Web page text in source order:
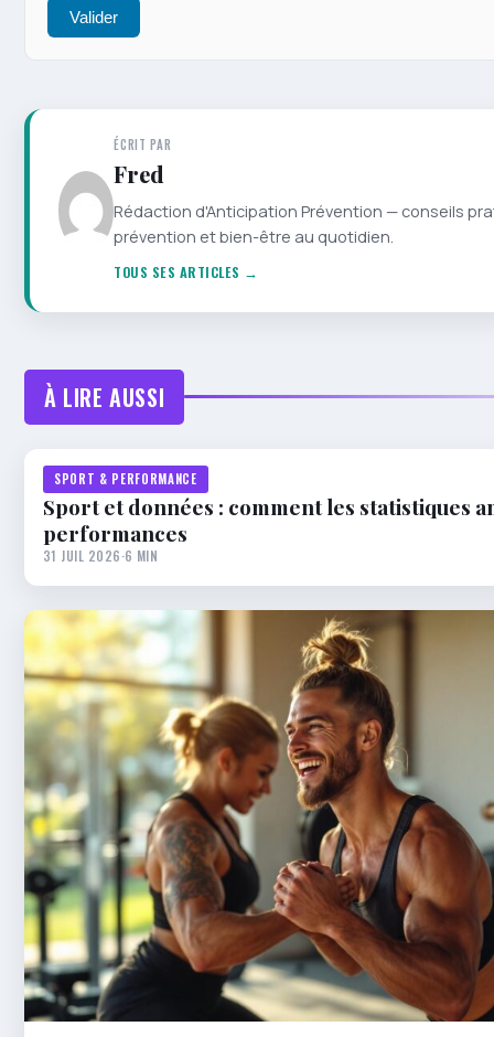
Valider
ÉCRIT PAR
Fred
Rédaction d'Anticipation Prévention — conseils
prévention et bien-être au quotidien.
TOUS SES ARTICLES →
À LIRE AUSSI
SPORT & PERFORMANCE
Sport et données : comment les statistiques
performances
31 JUIL 2026·6 MIN